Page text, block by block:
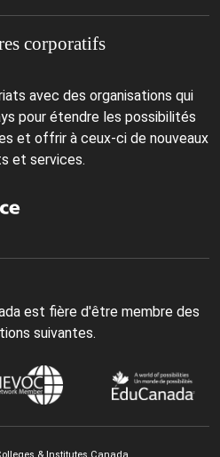
corporatifs
avec des organisations qui
pour étendre les possibilités
et offrir à ceux-ci de nouveaux
et services.
est fière d'être membre des
suivantes.